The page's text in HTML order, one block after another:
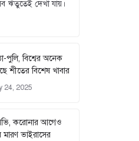
ঋতুতেই দেখা যায়।
পুলি, বিশ্বের অনেক
শীতের বিশেষ খাবার
24, 2025
করোনার আগেও
মারণ ভাইরাসের